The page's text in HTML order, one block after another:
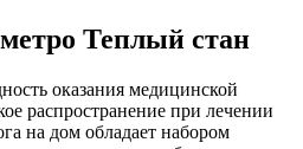
Теплый стан
оказания медицинской
распространение при лечении
на дом обладает набором